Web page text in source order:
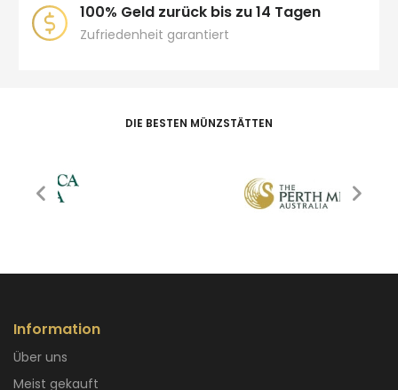
100% Geld zurück bis zu 14 Tagen
Zufriedenheit garantiert
DIE BESTEN MÜNZSTÄTTEN
Information
Über uns
Meist gekauft